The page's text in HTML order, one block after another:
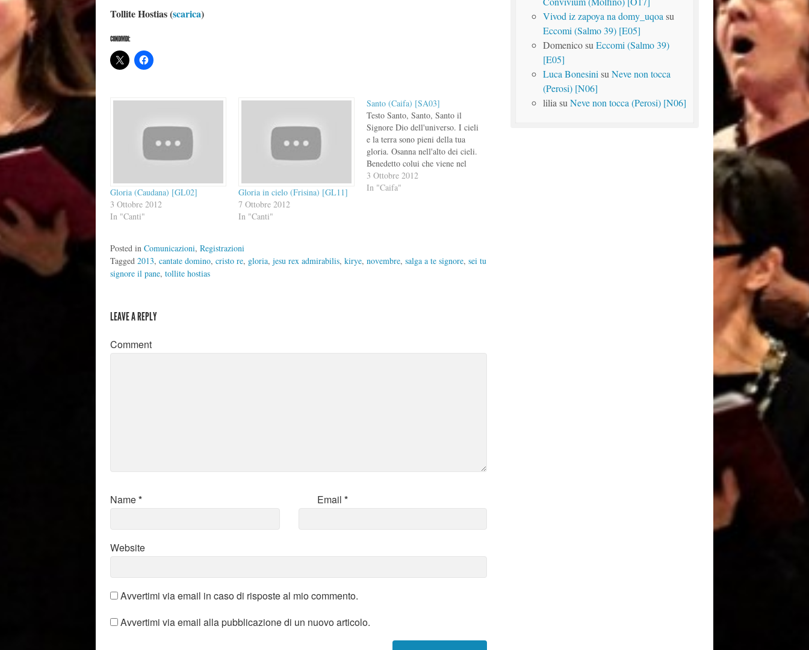
Tollite Hostias (scarica)
CONDIVIDI:
Gloria (Caudana) [GL02]
3 Ottobre 2012
In "Canti"
Gloria in cielo (Frisina) [GL11]
7 Ottobre 2012
In "Canti"
Santo (Caifa) [SA03]
Testo Santo, Santo, Santo il
Signore Dio dell'universo. I cieli
e la terra sono pieni della tua
gloria. Osanna nell'alto dei cieli.
Benedetto colui che viene nel
nome del Signore. Osanna
nell'alto dei cieli.
Spartito
3 Ottobre 2012
In "Caifa"
Posted in Comunicazioni, Registrazioni
Tagged 2013, cantate domino, cristo re, gloria, jesu rex admirabilis, kirye, novembre, salga a te signore, sei tu
signore il pane, tollite hostias
LEAVE A REPLY
Comment
Name* Email*
Website
Avvertimi via email in caso di risposte al mio commento.
Avvertimi via email alla pubblicazione di un nuovo articolo.
Vivod iz zapoya na domy_uqoa su
Eccomi (Salmo 39) [E05]
DomenicosuEccomi (Salmo 39)
[E05]
Luca Bonesini suNeve non tocca
(Perosi) [N06]
lilia suNeve non tocca (Perosi) [N06]